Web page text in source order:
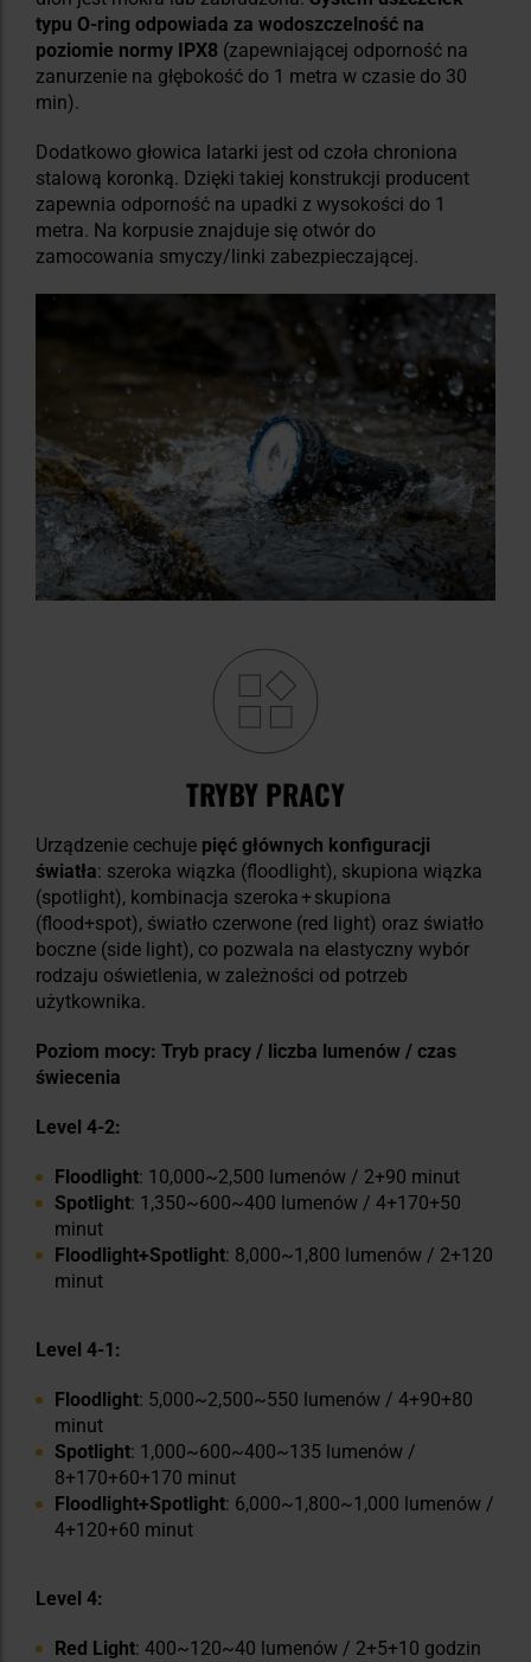
typu O-ring odpowiada za wodoszczelność na
poziomie normy IPX8 (zapewniającej odporność na
zanurzenie na głębokość do 1 metra w czasie do 30
min).
Dodatkowo głowica latarki jest od czoła chroniona
stalową koronką. Dzięki takiej konstrukcji producent
zapewnia odporność na upadki z wysokości do 1
metra. Na korpusie znajduje się otwór do
zamocowania smyczy/linki zabezpieczającej.
TRYBY PRACY
Urządzenie cechuje pięć głównych konfiguracji
światła: szeroka wiązka (floodlight), skupiona wiązka
(spotlight), kombinacja szeroka + skupiona
(flood+spot), światło czerwone (red light) oraz światło
boczne (side light), co pozwala na elastyczny wybór
rodzaju oświetlenia, w zależności od potrzeb
użytkownika.
Poziom mocy: Tryb pracy / liczba lumenów / czas
świecenia
Level 4-2:
Floodlight: 10,000~2,500 lumenów / 2+90 minut
Spotlight: 1,350~600~400 lumenów / 4+170+50
minut
Floodlight+Spotlight: 8,000~1,800 lumenów / 2+120
minut
Level 4-1:
Floodlight: 5,000~2,500~550 lumenów / 4+90+80
minut
Spotlight: 1,000~600~400~135 lumenów /
8+170+60+170 minut
Floodlight+Spotlight: 6,000~1,800~1,000 lumenów /
4+120+60 minut
Level 4:
Red Light: 400~120~40 lumenów / 2+5+10 godzin